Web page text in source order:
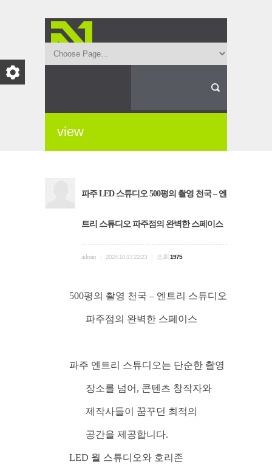
view
파주 LED 스튜디오 500평의 촬영 천국 – 엔
트리 스튜디오 파주점의 완벽한 스페이스
admin 2024.10.13 22:23 조회 1975
500평의 촬영 천국 – 엔트리 스튜디오
파주점의 완벽한 스페이스
파주 엔트리 스튜디오는 단순한 촬영
장소를 넘어, 콘텐츠 창작자와
제작사들이 꿈꾸던 최적의
공간을 제공합니다.
LED 월 스튜디오와 호리존